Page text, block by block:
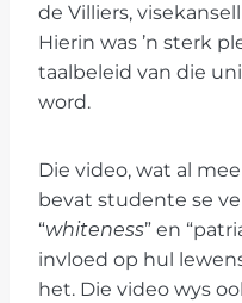
de Villiers,
Hierin was ’n sterk
taalbeleid van die
word.
Die video, wat al
bevat studente se
“whiteness” en
invloed op hul
het. Die video wys